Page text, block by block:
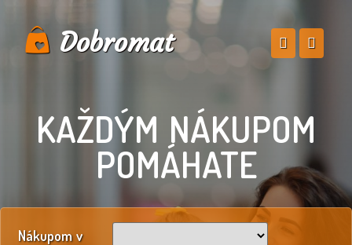
Dobromat
KAŽDÝM NÁKUPOM
POMÁHATE
Nákupom v